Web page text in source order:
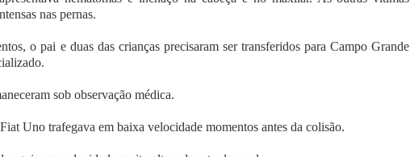
nas pernas.
o pai e duas das crianças precisaram ser transferidos para Campo Grande
sob observação médica.
Uno trafegava em baixa velocidade momentos antes da colisão.